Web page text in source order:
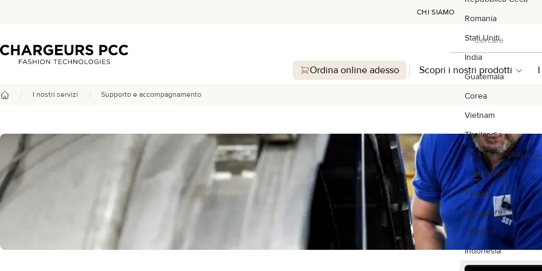
CHI SIAMO
Romania
Stati Uniti
India
Guatemala
Corea
Vietnam
Thailandia
Cina - Shanghai &
Hong-Kong
Taiwan
Singapore
Filippine
Indonesia
Chargeurs PCC
Cercare
Cercare
Ordina online adesso Scopri i nostri prodotti
/ I nostri servizi / Supporto e accompagnamento